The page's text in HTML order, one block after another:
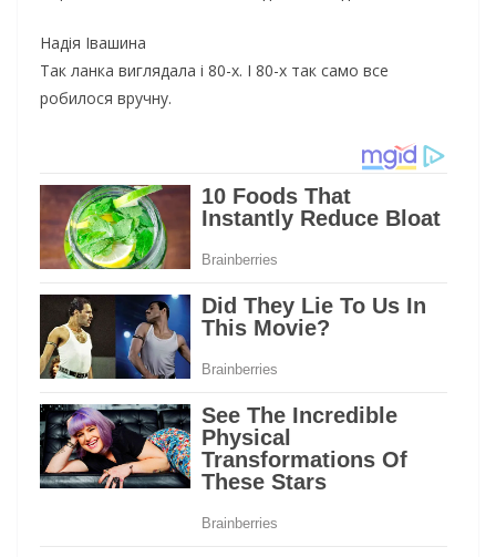
Надія Івашина
Так ланка виглядала і 80-х. І 80-х так само все
робилося вручну.